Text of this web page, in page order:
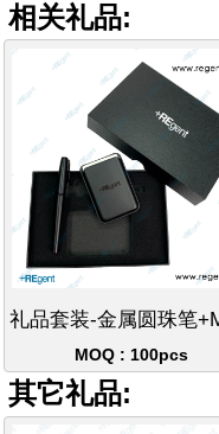
相关礼品:
MOQ : 100pcs
其它礼品: